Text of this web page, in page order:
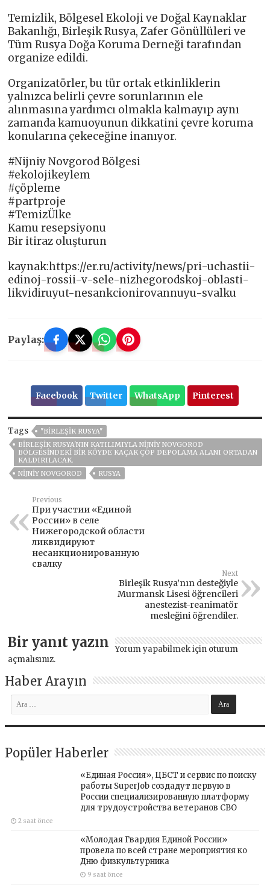
Temizlik, Bölgesel Ekoloji ve Doğal Kaynaklar
Bakanlığı, Birleşik Rusya, Zafer Gönüllüleri ve
Tüm Rusya Doğa Koruma Derneği tarafından
organize edildi.
Organizatörler, bu tür ortak etkinliklerin
yalnızca belirli çevre sorunlarının ele
alınmasına yardımcı olmakla kalmayıp aynı
zamanda kamuoyunun dikkatini çevre koruma
konularına çekeceğine inanıyor.
#Nijniy Novgorod Bölgesi
#ekolojikeylem
#çöpleme
#partproje
#TemizÜlke
Kamu resepsiyonu
Bir itiraz oluşturun
kaynak:https://er.ru/activity/news/pri-uchastii-
edinoj-rossii-v-sele-nizhegorodskoj-oblasti-
likvidiruyut-nesankcionirovannuyu-svalku
Paylaş:
Facebook Twitter WhatsApp Pinterest
Tags
"BIRLEŞIK RUSYA"
BIRLEŞIK RUSYA'NIN KATILIMIYLA NIJNIY NOVGOROD
BÖLGESINDEKI BIR KÖYDE KAÇAK ÇÖP DEPOLAMA ALANI ORTADAN
KALDIRILACAK.
NIJNIY NOVGOROD
RUSYA
Previous
При участии «Единой
России» в селе
Нижегородской области
ликвидируют
несанкционированную
свалку
Next
Birleşik Rusya’nın desteğiyle
Murmansk Lisesi öğrencileri
anestezist-reanimatör
mesleğini öğrendiler.
Bir yanıt yazın Yorum yapabilmek için oturum
açmalısınız.
Haber Arayın
Popüler Haberler
«Единая Россия», ЦБСТ и сервис по поиску
работы SuperJob создадут первую в
России специализированную платформу
для трудоустройства ветеранов СВО
2 saat önce
«Молодая Гвардия Единой России»
провела по всей стране мероприятия ко
Дню физкультурника
9 saat önce